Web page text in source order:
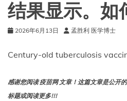
情
及
未
向
结果显示。如
2026年6月13日 孟胜利 医学博士
Century-old tuberculosis
感谢您阅读 疫苗网 文章！这篇文章是公开
标题或阅读更多!!!